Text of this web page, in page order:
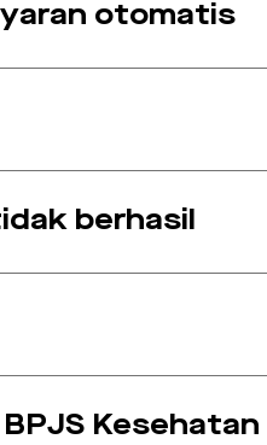
otomatis
berhasil
Kesehatan